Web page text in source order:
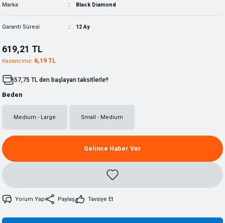
Marka Black Diamond
Garanti Süresi 12 Ay
619,21 TL
Kazancınız: 6,19 TL
57,75 TL den başlayan taksitlerle!!
Beden
Medium - Large Small - Medium
Gelince Haber Ver
Yorum Yap Paylaş Tavsiye Et